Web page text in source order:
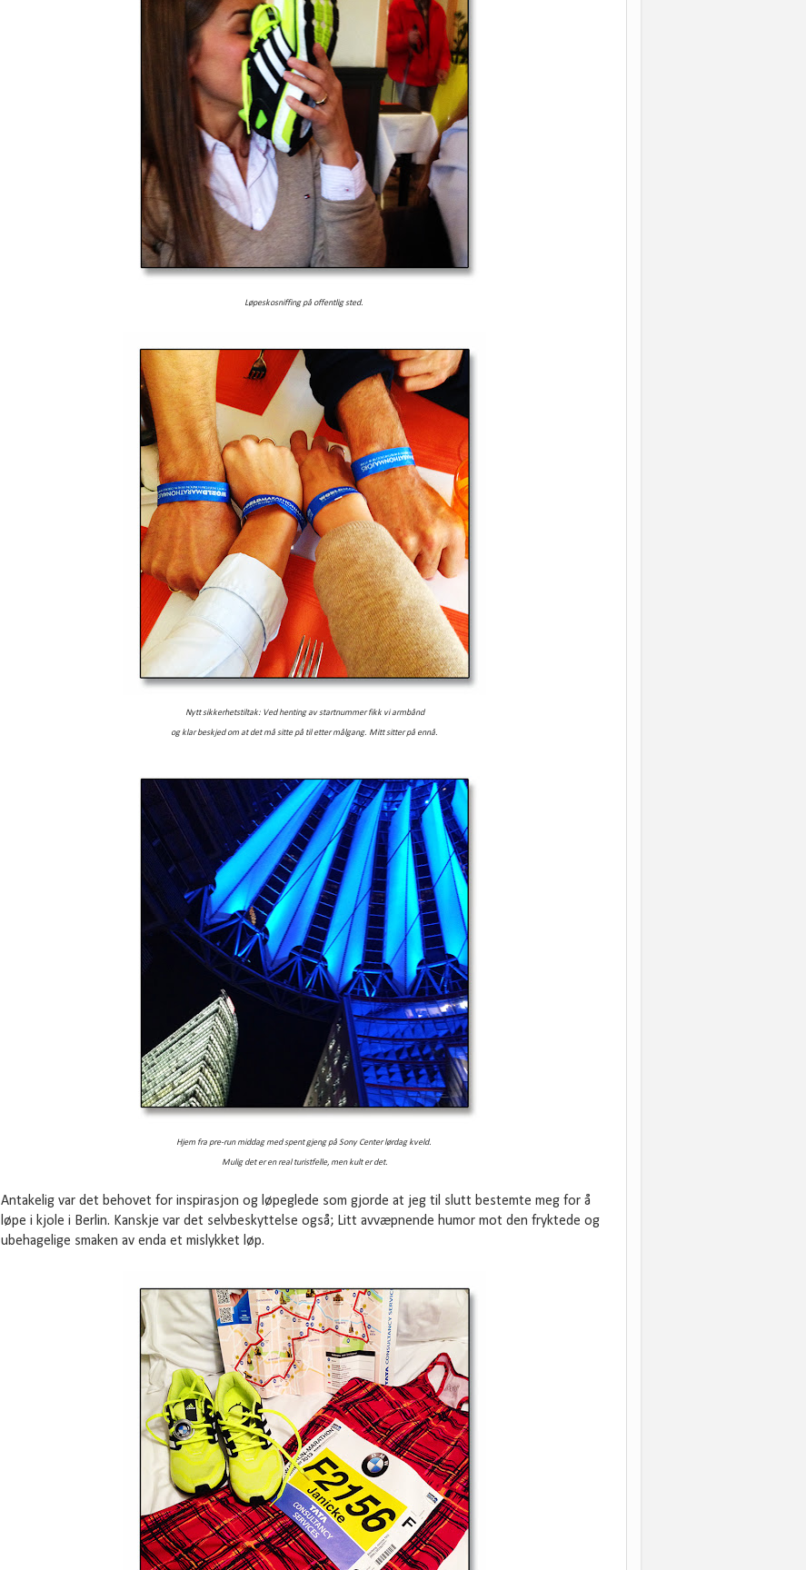
Løpeskosniffing på offentlig sted.
Nytt sikkerhetstiltak: Ved henting av startnummer fikk vi armbånd
og klar beskjed om at det må sitte på til etter målgang. Mitt sitter på ennå.
Hjem fra pre-run middag med spent gjeng på Sony Center lørdag kveld.
Mulig det er en realturistfelle, men kult er det.
Antakelig var det behovet for inspirasjon og løpeglede som gjorde at jeg til slutt bestemte meg for å
løpe i kjole i Berlin. Kanskje var det selvbeskyttelse også; Litt avvæpnende humor mot den fryktede og
ubehagelige smaken av enda et mislykket løp.